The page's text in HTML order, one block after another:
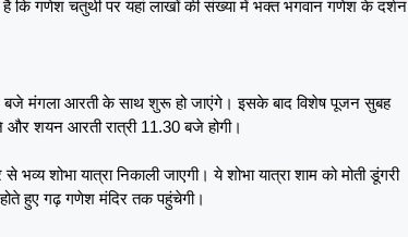
कि गणेश चतुर्थी पर यहां लाखों की संख्या में भक्त भगवान गणेश के दर्शन
बजे मंगला आरती के साथ शुरू हो जाएंगे। इसके बाद विशेष पूजन सुबह
शयन आरती रात्री 11.30 बजे होगी।
शोभा यात्रा निकाली जाएगी। ये शोभा यात्रा शाम को मोती डूंगरी
होते हुए गढ़ गणेश मंदिर तक पहुंचेगी।